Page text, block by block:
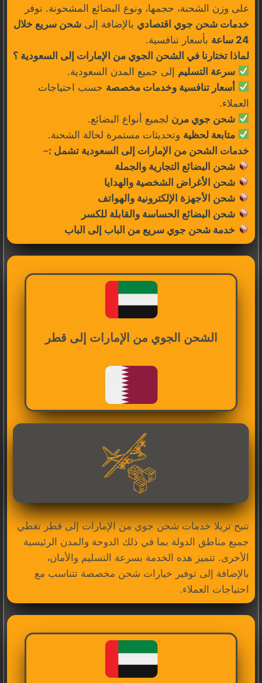
على وزن الشحنة، حجمها، ونوع البضائع المشحونة. نوفر
خدمات شحن جوي اقتصادي بالإضافة إلى شحن سريع خلال
24 ساعة
بأسعار تنافسية.
لماذا تختارنا في الشحن الجوي من الإمارات إلى السعودية ؟
سرعة التسليم إلى جميع المدن السعودية.
أسعار تنافسية وخدمات مخصصة حسب احتياجات
العملاء.
شحن جوي مرن لجميع أنواع البضائع.
متابعة لحظية وتحديثات مستمرة لحالة الشحنة.
خدمات الشحن من الإمارات إلى السعودية تشمل :–
شحن البضائع التجارية والجملة
شحن الأغراض الشخصية والهدايا
شحن الأجهزة الإلكترونية والهواتف
شحن البضائع الحساسة والقابلة للكسر
خدمة شحن جوي سريع من الباب إلى الباب
الشحن الجوي من الإمارات إلى قطر
تتيح تريلا خدمات شحن جوي من الإمارات إلى قطر تغطي
جميع مناطق الدولة بما في ذلك الدوحة والمدن الرئيسية
الأخرى. تتميز هذه الخدمة بسرعة التسليم والأمان،
بالإضافة إلى توفير خيارات شحن مخصصة تتناسب مع
احتياجات العملاء.